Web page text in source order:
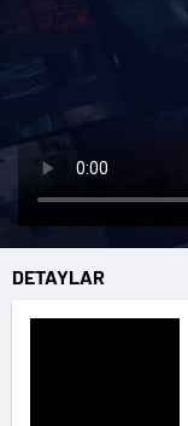
DETAYLAR